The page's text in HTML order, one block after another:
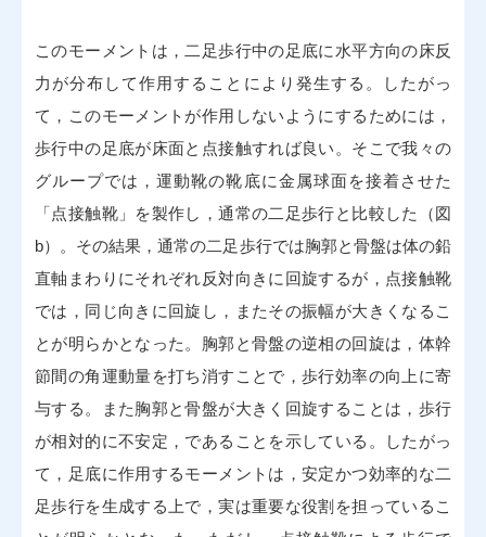
このモーメントは，二足歩行中の足底に水平方向の床反
力が分布して作用することにより発生する。したがっ
て，このモーメントが作用しないようにするためには，
歩行中の足底が床面と点接触すれば良い。そこで我々の
グループでは，運動靴の靴底に金属球面を接着させた
「点接触靴」を製作し，通常の二足歩行と比較した（図
b）。その結果，通常の二足歩行では胸郭と骨盤は体の鉛
直軸まわりにそれぞれ反対向きに回旋するが，点接触靴
では，同じ向きに回旋し，またその振幅が大きくなるこ
とが明らかとなった。胸郭と骨盤の逆相の回旋は，体幹
節間の角運動量を打ち消すことで，歩行効率の向上に寄
与する。また胸郭と骨盤が大きく回旋することは，歩行
が相対的に不安定，であることを示している。したがっ
て，足底に作用するモーメントは，安定かつ効率的な二
足歩行を生成する上で，実は重要な役割を担っているこ